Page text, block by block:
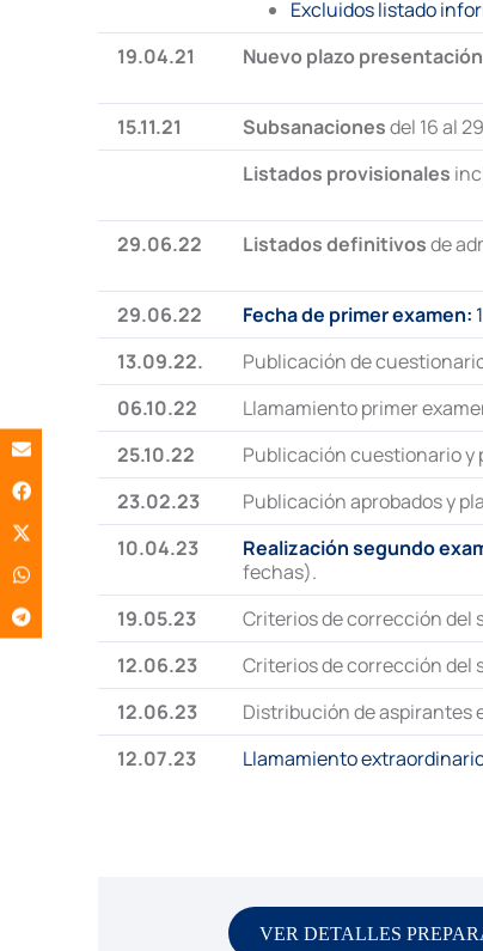
Excluidos listado
19.04.21 Nuevo plazo
15.11.21
Subsanacionesdel 16 al
Listados provisionales
29.06.22
Listados definitivosde
29.06.22
Fecha de primer examen:
13.09.22.
Publicación de
06.10.22
Llamamiento primer
25.10.22
Publicación cuestionario
23.02.23
Publicación aprobados y
10.04.23
Realización segundo
fechas).
19.05.23 Criterios de corrección del
12.06.23
Criterios de corrección del
12.06.23
Distribución de aspirantes
12.07.23
Llamamiento
VER DETALLES